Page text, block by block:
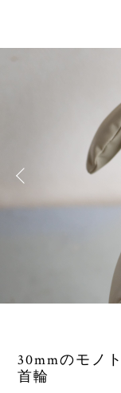
30mmのモノ
首輪